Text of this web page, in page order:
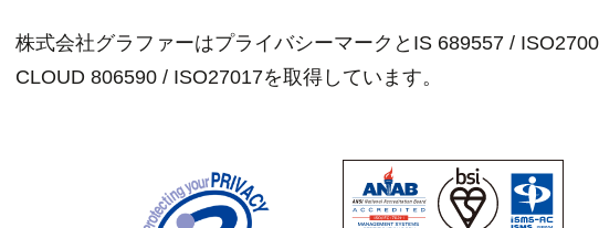
株式会社グラファーはプライバシーマークとIS 689557 /
CLOUD 806590 / ISO27017を取得しています。